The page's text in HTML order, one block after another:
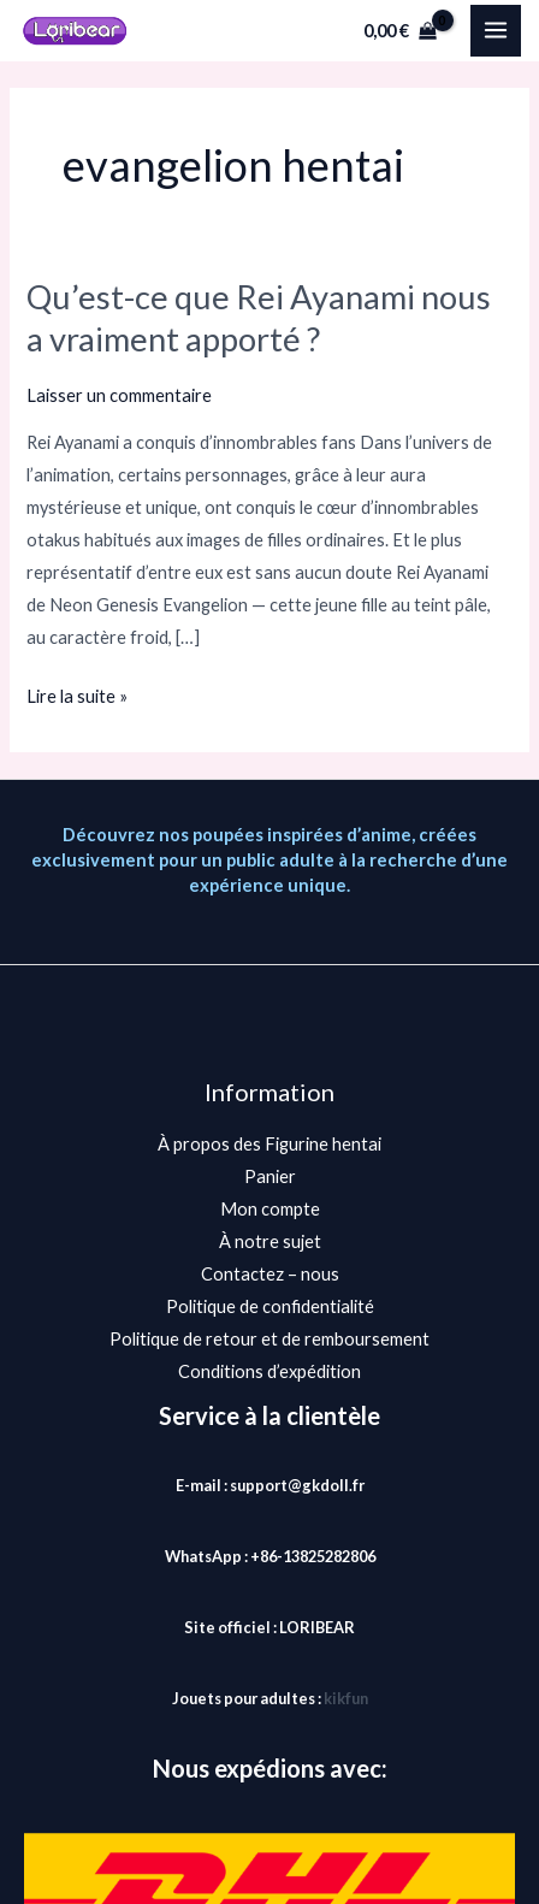
Aller
0,00€
evangelion hentai
Qu’est-ce que Rei Ayanami nous
a vraiment apporté ?
Laisser un commentaire
Rei Ayanami a conquis d’innombrables fans Dans l’univers de
l’animation, certains personnages, grâce à leur aura
mystérieuse et unique, ont conquis le cœur d’innombrables
otakus habitués aux images de filles ordinaires. Et le plus
représentatif d’entre eux est sans aucun doute Rei Ayanami
de Neon Genesis Evangelion — cette jeune fille au teint pâle,
au caractère froid, […]
Qu’est-
que
Rei
nous
a
vraiment
apporté
?
Lire la suite »
Découvrez nos poupées inspirées d’anime, créées
exclusivement pour un public adulte à la recherche d’une
expérience unique.
Information
À propos des Figurine hentai
Panier
Mon compte
À notre sujet
Contactez – nous
Politique de confidentialité
Politique de retour et de remboursement
Conditions d’expédition
Service à la clientèle
E-mail : support@gkdoll.fr
WhatsApp : +86-13825282806
Site officiel :LORIBEAR
Jouets pour adultes : kikfun
Nous expédions avec: